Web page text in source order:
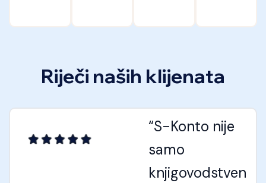
Riječi naših klijenata
“S-Konto nije
samo
knjigovodstven